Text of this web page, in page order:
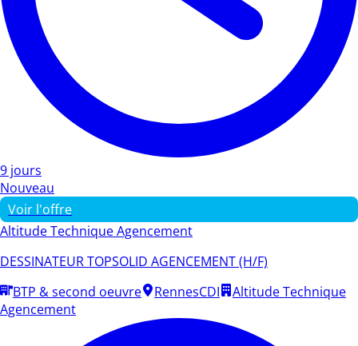
9 jours
Nouveau
Voir l'offre
Altitude Technique Agencement
DESSINATEUR TOPSOLID AGENCEMENT (H/F)
BTP & second oeuvre
RennesCDI
Altitude Technique
Agencement